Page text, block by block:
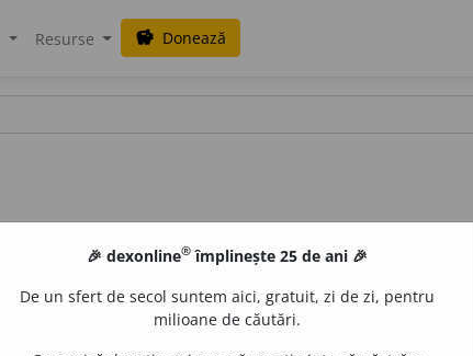
Resurse savings Donează
🎉 dexonline® împlinește 25 de ani 🎉
De un sfert de secol suntem aici, gratuit, zi de zi, pentru
milioane de căutări.